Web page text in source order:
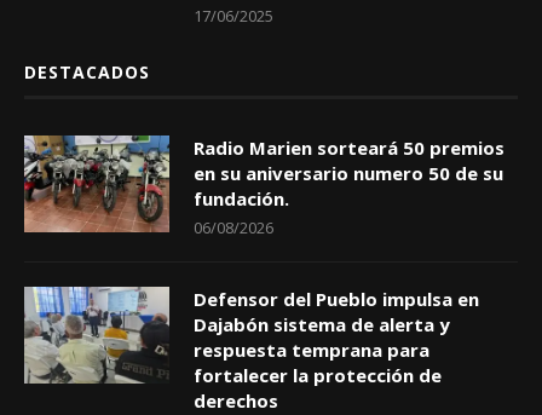
17/06/2025
DESTACADOS
Radio Marien sorteará 50 premios
en su aniversario numero 50 de su
fundación.
06/08/2026
Defensor del Pueblo impulsa en
Dajabón sistema de alerta y
respuesta temprana para
fortalecer la protección de
derechos